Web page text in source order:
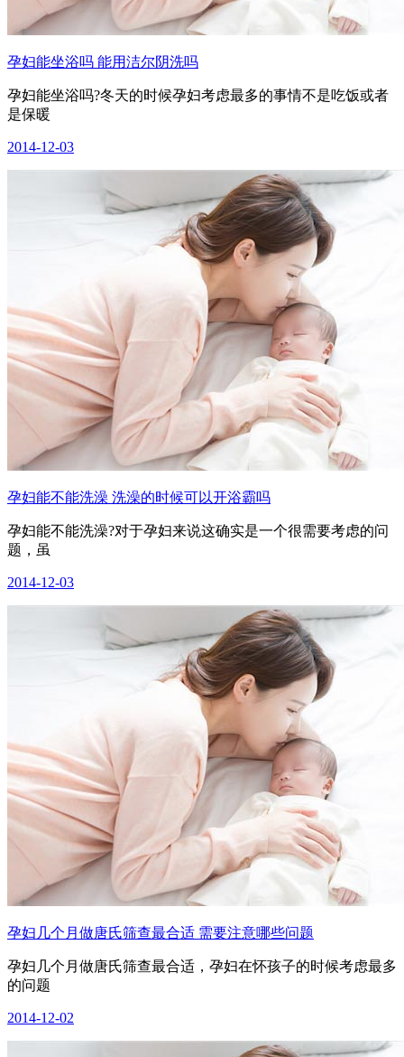
孕妇能坐浴吗 能用洁尔阴洗吗
孕妇能坐浴吗?冬天的时候孕妇考虑最多的事情不是吃饭或者
是保暖
2014-12-03
孕妇能不能洗澡 洗澡的时候可以开浴霸吗
孕妇能不能洗澡?对于孕妇来说这确实是一个很需要考虑的问
题，虽
2014-12-03
孕妇几个月做唐氏筛查最合适 需要注意哪些问题
孕妇几个月做唐氏筛查最合适，孕妇在怀孩子的时候考虑最多
的问题
2014-12-02